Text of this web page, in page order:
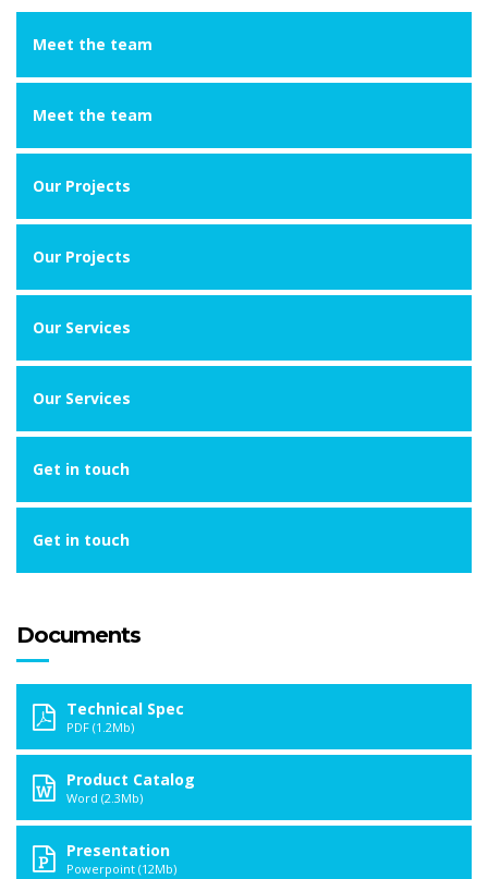
Meet the team
Meet the team
Our Projects
Our Projects
Our Services
Our Services
Get in touch
Get in touch
Documents
Technical Spec
PDF (1.2Mb)
Product Catalog
Word (2.3Mb)
Presentation
Powerpoint (12Mb)